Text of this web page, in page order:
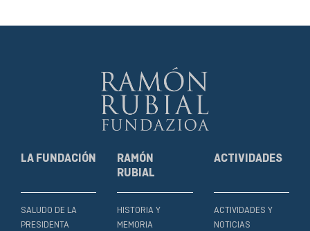
LA FUNDACIÓN
SALUDO DE LA
PRESIDENTA
RAMÓN
RUBIAL
HISTORIA Y
MEMORIA
ACTIVIDADES
ACTIVIDADES Y
NOTICIAS